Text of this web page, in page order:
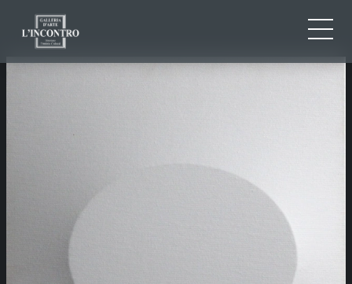
ARTISTES ET ŒUVRES